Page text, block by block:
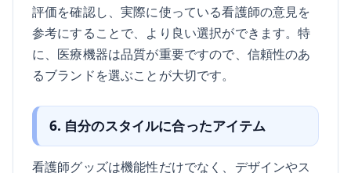
評価を確認し、実際に使っている看護師の意見を
参考にすることで、より良い選択ができます。特
に、医療機器は品質が重要ですので、信頼性のあ
るブランドを選ぶことが大切です。
6. 自分のスタイルに合ったアイテム
看護師グッズは機能性だけでなく、デザインやス